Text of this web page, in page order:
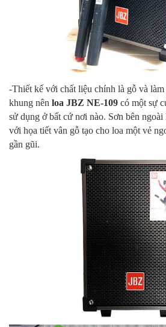
-Thiết kế với chất liệu chính là gỗ và làm
khung nên loa JBZ NE-109 có một sự
sử dụng ở bất cứ nơi nào. Sơn bên ngoài
với họa tiết vân gỗ tạo cho loa một vẻ
gần gũi.